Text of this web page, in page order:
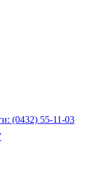
(0432) 55-11-03